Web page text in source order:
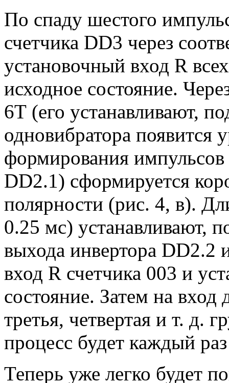
По спаду шестого
счетчика DD3 через
установочный вход R
исходное состояние.
6Т (его устанавливают,
одновибратора появится
формирования
DD2.1) сформируется
полярности (рис. 4, в).
0.25 мс) устанавливают,
выхода инвертора DD2.2
вход R счетчика 003 и
состояние. Затем на
третья, четвертая и т. д.
процесс будет каждый
Теперь уже легко будет